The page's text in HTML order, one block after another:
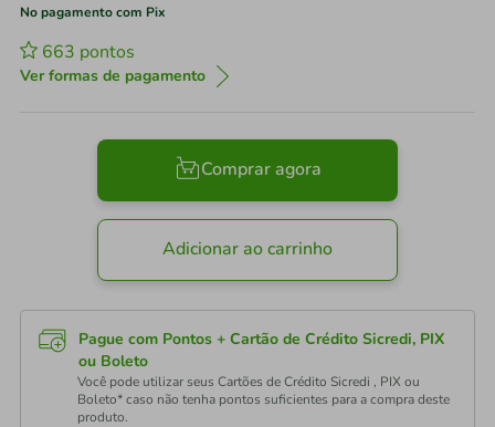
No pagamento com Pix
663 pontos
Ver formas de pagamento
Comprar agora
Adicionar ao carrinho
Pague com Pontos + Cartão de Crédito Sicredi, PIX
ou Boleto
Você pode utilizar seus Cartões de Crédito Sicredi , PIX ou
Boleto* caso não tenha pontos suficientes para a compra deste
produto.